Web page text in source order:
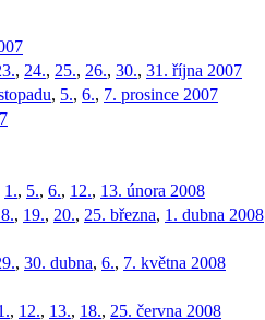
, 24., 25., 26., 30., 31. října 2007
, 5., 6., 7. prosince 2007
1., 5., 6., 12., 13. února 2008
, 19., 20., 25. března, 1. dubna 2008
, 30. dubna, 6., 7. května 2008
, 12., 13., 18., 25. června 2008